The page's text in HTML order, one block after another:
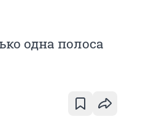
одна полоса